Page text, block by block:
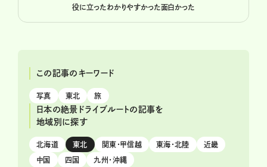
役に立ったわかりやすかった面白かった
この記事のキーワード
写真 東北 旅
日本の絶景ドライブルートの記事を
地域別に探す
北海道 東北 関東・甲信越 東海・北陸 近畿
中国 四国 九州・沖縄